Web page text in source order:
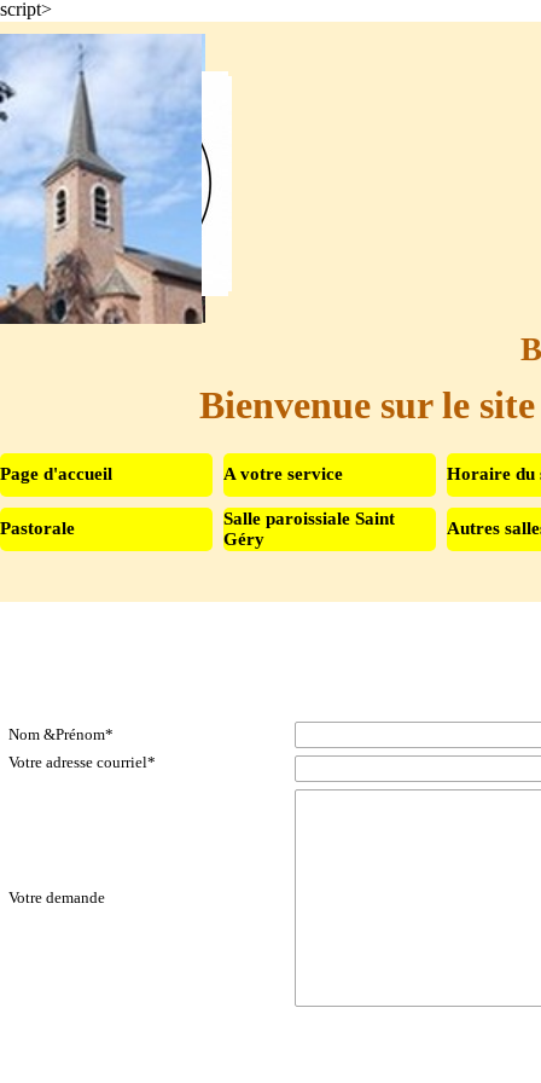
script>
Aller au contenu
Bienvenue sur le
Page d'accueil A votre service Horaire du
Pastorale ▼
Salle paroissiale Saint
Géry
Autres
Nom &Prénom*
Votre adresse courriel*
Votre demande